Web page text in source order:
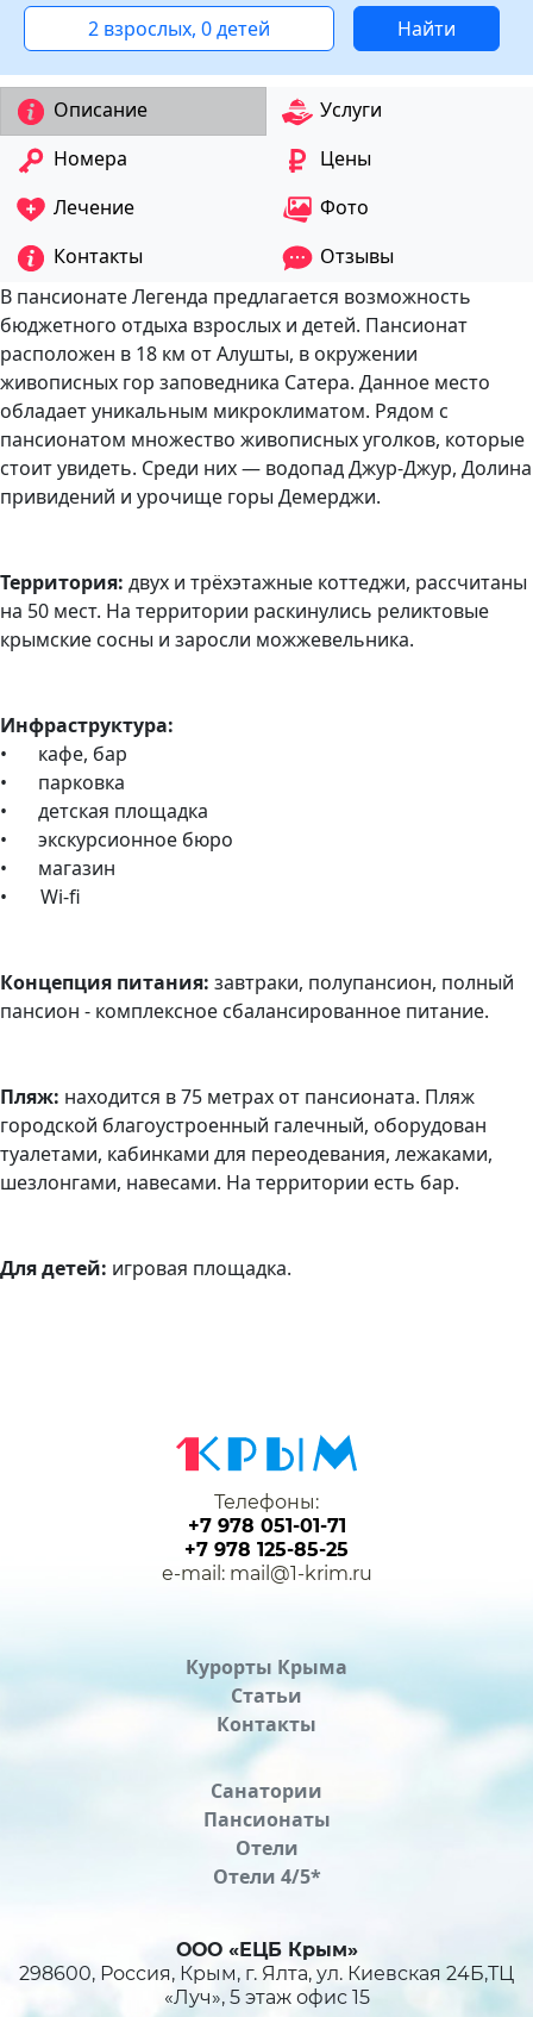
2 взрослых, 0 детей Найти
Описание
Услуги
Номера
Цены
Лечение
Фото
Контакты
Отзывы
В пансионате Легенда предлагается возможность
бюджетного отдыха взрослых и детей. Пансионат
расположен в 18 км от Алушты, в окружении
живописных гор заповедника Сатера. Данное место
обладает уникальным микроклиматом. Рядом с
пансионатом множество живописных уголков, которые
стоит увидеть. Среди них — водопад Джур-Джур, Долина
привидений и урочище горы Демерджи.
Территория: двух и трёхэтажные коттеджи, рассчитаны
на 50 мест. На территории раскинулись реликтовые
крымские сосны и заросли можжевельника.
Инфраструктура:
•
кафе, бар
•
парковка
•
детская площадка
•
экскурсионное бюро
•
магазин
• Wi-fi
Концепция питания: завтраки, полупансион, полный
пансион - комплексное сбалансированное питание.
Пляж: находится в 75 метрах от пансионата. Пляж
городской благоустроенный галечный, оборудован
туалетами, кабинками для переодевания, лежаками,
шезлонгами, навесами. На территории есть бар.
Для детей: игровая площадка.
Курорты Крыма
Статьи
Контакты
Санатории
Пансионаты
Отели
Отели 4/5*
ООО «ЕЦБ Крым»
298600, Россия, Крым, г. Ялта, ул. Киевская 24Б,ТЦ
«Луч», 5 этаж офис 15
Телефоны:
+7 978 051-01-71
+7 978 125-85-25
e-mail: mail@1-krim.ru